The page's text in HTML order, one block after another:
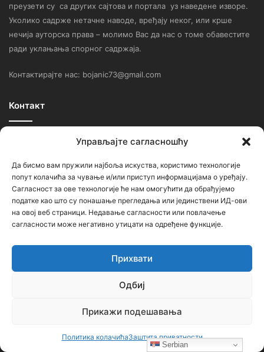
Управљајте сагласношћу
Да бисмо вам пружили најбоља искуства, користимо технологије
попут колачића за чување и/или приступ информацијама о уређају.
Сагласност за ове технологије ће нам омогућити да обрађујемо
податке као што су понашање прегледања или јединствени ИД-ови
на овој веб страници. Недавање сагласности или повлачење
сагласности може негативно утицати на одређене функције.
Прихвати
Одбиј
Прикажи подешавања
Политика колачићаЗаштита приватности
преузети су са других сајтова и портала уз наведене изворе.
Уколико садрже нетачне наводе, вређају неког, или крше
нечија ауторска права – молимо Вас да нас о томе обавестите
ради уклањања спорног садржаја.
Контактирајте нас: bojanic73@gmail.com
Контакт
Ђорђе Бојанић, проф. историје – главни уредник
Контакт: тел. +381 652061021
администратор – bojanic73@gmail.com
Сајт није под финансијским, политичким и идеолошким
утицајем ни једне политичке опције или организације. Сајт није
Serbian